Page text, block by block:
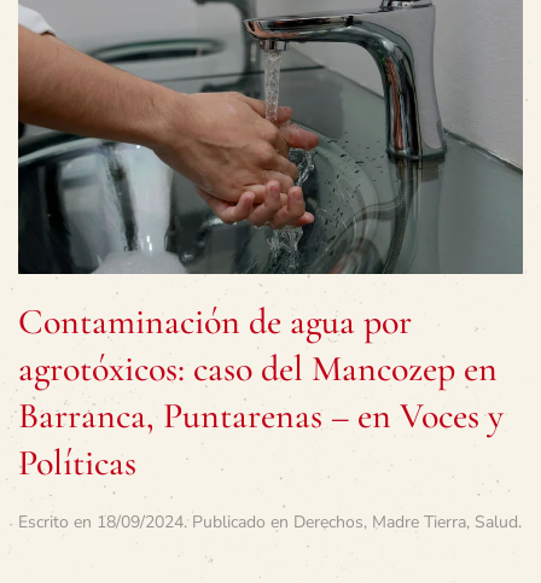
Contaminación de agua por
agrotóxicos: caso del Mancozep en
Barranca, Puntarenas – en Voces y
Políticas
Escrito en 18/09/2024. Publicado en Derechos, Madre Tierra, Salud.